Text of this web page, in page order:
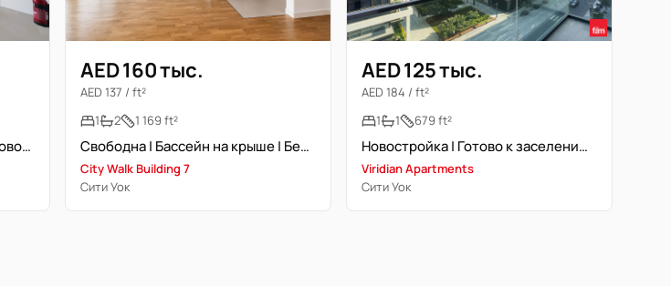
Прайм локейшн | Свободна | Новостройка
AED 160 тыс.
AED 137 / ft²
1
2 1 169 ft²
Свободна | Бассейн на крыше | Без мебели
City Walk Building 7
Сити Уок
AED 125 тыс.
AED 184 / ft²
1
1 679 ft²
Новостройка | Готово к заселению | Вид на Бурж Халифа
Viridian Apartments
Сити Уок